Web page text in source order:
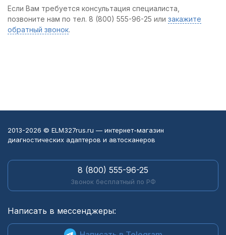
Если Вам требуется консультация специалиста,
позвоните нам по тел. 8 (800) 555-96-25 или закажите
обратный звонок.
2013-2026 © ELM327rus.ru — интернет-магазин
диагностических адаптеров и автосканеров
8 (800) 555-96-25
Звонок бесплатный по РФ
Написать в мессенджеры: